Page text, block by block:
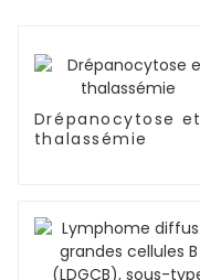
Drépanocytose et
thalassémie